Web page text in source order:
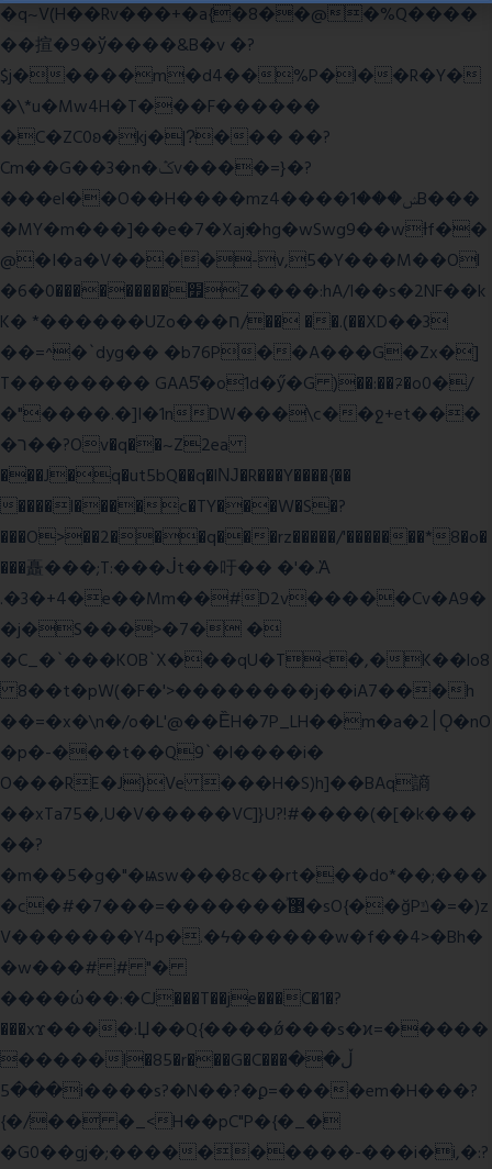
�q~V(H��Rv���+�a{�8��@�%Q����
��揎�9�ў����&B�v �?
$j�����m�d4��%P�l��R�Y�
�\*u�Mw4H�T���F������
�C�ZC0ʚ�kj�|?ͮ��� ��?
Cm��G��3�n�ݣv����=}�?
���el��O��H����mzݾ���1����4B���
�MY�m���]��e�7�Xaj׃�hg�wSwg9��wƗf��
@�I�a�V����-v,5�Y���M��Ol
�׿���������0�6Z����:hA/I��s�2NF��k
K� *������UZo���ח/�� ��.(��XD��3
��=^�`dyg�� �b76P��A���G�Zx�]
T�������� GAA5̔�o1d�ӳ�G )��:��ℱ�o0�/
�"����.�]I�1nDW���\c��ջ+et���
�ר��?Ov�q��~Z2ea
���J�q�ut5bQ��q�lǊ�R���Y����{��
����l����c�TY���W�S�?
���O>��2���q���rz�����/'�������*8�o�
���矗���;T:���ᒎt��吁�� �'�.Ὰ
.�3�+4�e��Mm��#D2v�����Cv�A9�
�j�S���>�7� �
�C_�`���KOB`X���qU�T<�,�K��lo8
8��t�pW(�F�'>��������j��iA7���h
��=�x�\n�/o�L'@��ȄH�7P_LH��m�a�2׀Ǫ�nO
�p�-���t��Q9`�l����i�
O���RE�J}Ve ���H�S)h]��BAq謪
��xTa75�,U�V�����VC]}U?!#����(�[�k���
��?
�m��5�g�"�ѩsw���8c��rt���do*��;���
�c�#�޳�ͯ������=���7�sO{��ğPݿ�=�)z
V�������Y4p�.�ϟ������w�f��4>�Bh�
�w���# # "�
����ώ��:�CJ���T��je���C�1�?
���xϫ����:Џ��Q{����ǿ���s�ϰ=�����
�����l�85�r���G�C���ڵ��
���5i����s?�N��?�ϼ=����em�H���?
{�/�� �_<H��pC"P�{�_�
�G0��gj�;����������-���i�i,�:?